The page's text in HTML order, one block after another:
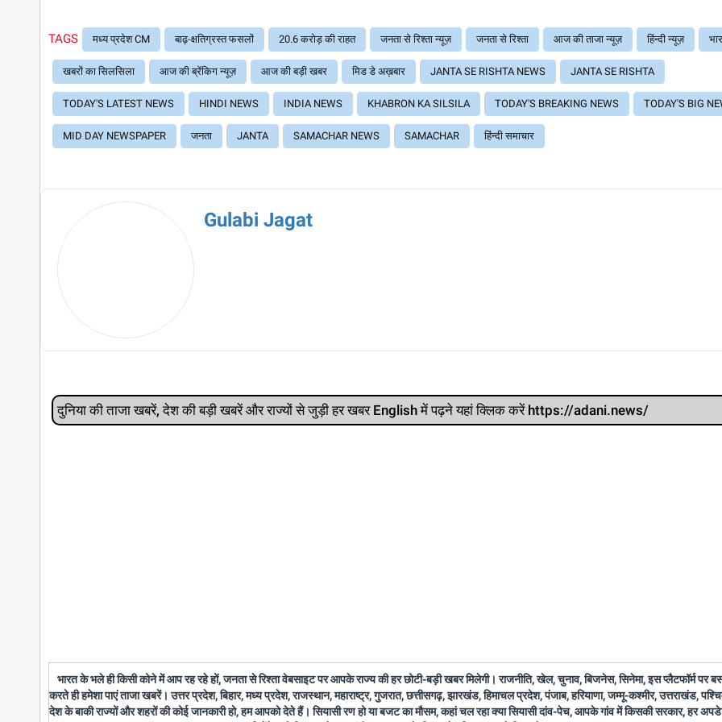
TAGS मध्य प्रदेश CM बाढ़-क्षतिग्रस्त फसलों 20.6 करोड़ की राहत जनता से रिश्ता न्यूज़ जनता से रिश्ता आज की ताजा न्यूज़ हिंन्दी न्यूज़
खबरों का सिलसिला आज की ब्रेंकिग न्यूज़ आज की बड़ी खबर मिड डे अख़बार JANTA SE RISHTA NEWS JANTA SE RISHTA
TODAY'S LATEST NEWS HINDI NEWS INDIA NEWS KHABRON KA SILSILA TODAY'S BREAKING NEWS TODAY'S BIG
MID DAY NEWSPAPER जनता JANTA SAMACHAR NEWS SAMACHAR हिंन्दी समाचार
Gulabi Jagat
दुनिया की ताजा खबरें, देश की बड़ी खबरें और राज्‍यों से जुड़ी हर खबर English में पढ़ने यहां क्लिक करें https://adani.news/
भारत के भले ही किसी कोने में आप रह रहे हों, जनता से रिश्ता वेबसाइट पर आपके राज्य की हर छोटी-बड़ी खबर मिलेगी। राजनीति, खेल, चुनाव, बिजनेस, सिनेमा, इस प्लैटफॉर्म पर
करते ही हमेशा पाएं ताजा खबरें। उत्तर प्रदेश, बिहार, मध्य प्रदेश, राजस्थान, महाराष्ट्र, गुजरात, छत्तीसगढ़, झारखंड, हिमाचल प्रदेश, पंजाब, हरियाणा, जम्मू-कश्मीर, उत्तराखंड,
देश के बाकी राज्यों और शहरों की कोई जानकारी हो, हम आपको देते हैं। सियासी रण हो या बजट का मौसम, कहां चल रहा क्या सियासी दांव-पेच, आपके गांव में किसकी सरकार, हर